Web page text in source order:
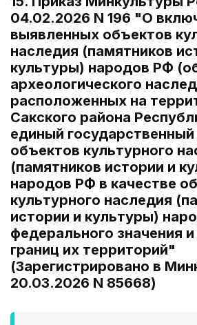
04.02.2026 N 196 "О
выявленных объектов
наследия (памятников
культуры) народов РФ
археологического
расположенных на
Сакского района
единый государственный
объектов культурного
(памятников истории и
народов РФ в качестве
культурного наследия
истории и культуры)
федерального значения
границ их территорий"
(Зарегистрировано в
20.03.2026 N 85668)